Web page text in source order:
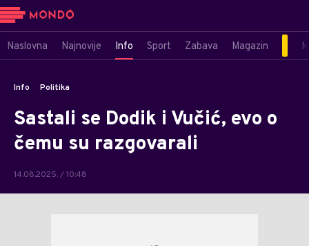
Naslovna Najnovije Info Sport Zabava Magazin
Info Politika
Sastali se Dodik i Vučić, evo o
čemu su razgovarali
14.08.2025. / 10:48